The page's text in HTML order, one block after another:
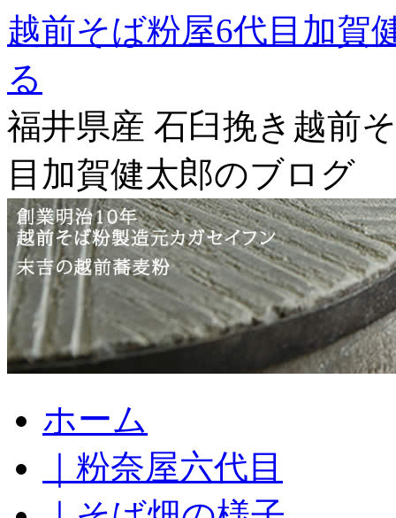
越前そば粉屋6代目加賀
る
福井県産 石臼挽き越前
目加賀健太郎のブログ
ン
ツ
ス
ホーム
｜粉奈屋六代目